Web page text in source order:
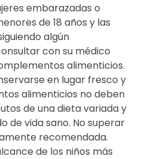
embarazadas o
de 18 años y las
algún
con su médico
alimenticios.
en lugar fresco y
alimenticios no deben
de una dieta variada y
de vida sano. No superar
recomendada.
de los niños más